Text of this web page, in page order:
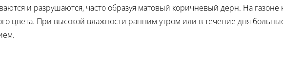
и разрушаются, часто образуя матовый коричневый дерн. На газоне
цвета. При высокой влажности ранним утром или в течение дня